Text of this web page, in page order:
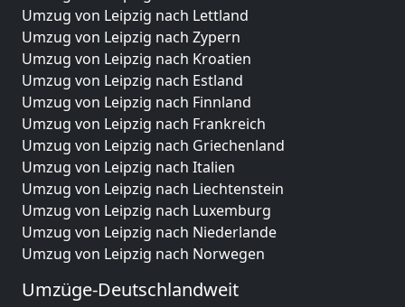
Umzug von Leipzig nach Lettland
Umzug von Leipzig nach Zypern
Umzug von Leipzig nach Kroatien
Umzug von Leipzig nach Estland
Umzug von Leipzig nach Finnland
Umzug von Leipzig nach Frankreich
Umzug von Leipzig nach Griechenland
Umzug von Leipzig nach Italien
Umzug von Leipzig nach Liechtenstein
Umzug von Leipzig nach Luxemburg
Umzug von Leipzig nach Niederlande
Umzug von Leipzig nach Norwegen
Umzüge-Deutschlandweit